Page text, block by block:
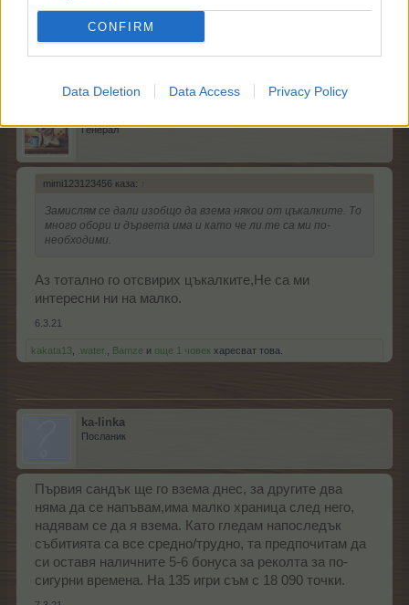
CONFIRM
Data Deletion Data Access Privacy Policy
6.3.21
kakata13,лудакрава1,.TAINNA.иоще 1 човек
Генерал
mimi123123456 каза: ↑
Замислям се дали изобщо да взема някои от цъкалките. То
много обори и дървета има и като че ли те са ми по-
необходими.
Аз тотално го отсвирих цъкалките,Не са ми
интересни ни на малко.
6.3.21
kakata13 .water. Bamze и още 1 човек харесват това.
ka-linka
Посланик
Първия сандък ще го взема днес, за другите два
няма да се напъвам,има малко храница след него,
надявам се да я взема. Като гледам напоследък
събитията са все средно/трудно, та предпочитам да
си оставя наличните 5-6 бонуса за реколта за по-
сигурни времена. На 135 игри съм с 18 090 точки.